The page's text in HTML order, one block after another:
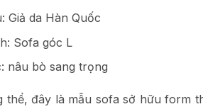
Giả da Hàn Quốc
Sofa góc L
nâu bò sang trọng
thể, đây là mẫu sofa sở hữuform